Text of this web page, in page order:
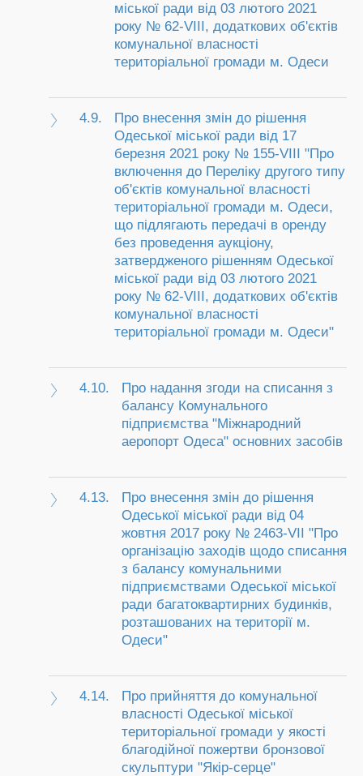
міської ради від 03 лютого 2021
року № 62-VIII, додаткових об'єктів
комунальної власності
територіальної громади м. Одеси
4.9.
Про внесення змін до рішення
Одеської міської ради від 17
березня 2021 року № 155-VIII "Про
включення до Переліку другого типу
об'єктів комунальної власності
територіальної громади м. Одеси,
що підлягають передачі в оренду
без проведення аукціону,
затвердженого рішенням Одеської
міської ради від 03 лютого 2021
року № 62-VIII, додаткових об'єктів
комунальної власності
територіальної громади м. Одеси"
4.10.
Про надання згоди на списання з
балансу Комунального
підприємства "Міжнародний
аеропорт Одеса" основних засобів
4.13.
Про внесення змін до рішення
Одеської міської ради від 04
жовтня 2017 року № 2463-VII "Про
організацію заходів щодо списання
з балансу комунальними
підприємствами Одеської міської
ради багатоквартирних будинків,
розташованих на території м.
Одеси"
4.14.
Про прийняття до комунальної
власності Одеської міської
територіальної громади у якості
благодійної пожертви бронзової
скульптури "Якір-серце"